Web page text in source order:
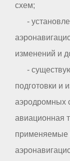
схем;
-
изменений и
-
подготовки и
аэродромных
авиационная
применяемые